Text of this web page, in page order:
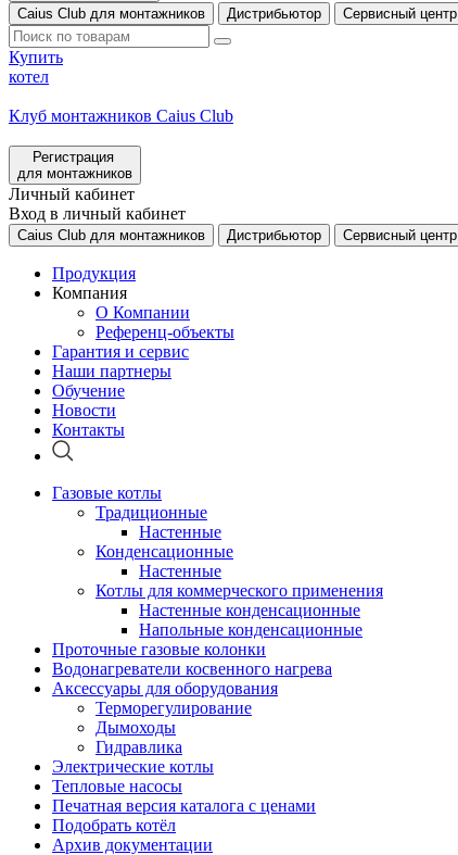
Caius Club для монтажников
Дистрибьютор Сервисный центр
Купить
котел
Клуб монтажников Caius Club
Регистрация
для монтажников
Личный кабинет
Вход в личный кабинет
Caius Club для монтажников Дистрибьютор Сервисный центр
Продукция
Компания
О Компании
Референц-объекты
Гарантия и сервис
Наши партнеры
Обучение
Новости
Контакты
Газовые котлы
Традиционные
Настенные
Конденсационные
Настенные
Котлы для коммерческого применения
Настенные конденсационные
Напольные конденсационные
Проточные газовые колонки
Водонагреватели косвенного нагрева
Аксессуары для оборудования
Терморегулирование
Дымоходы
Гидравлика
Электрические котлы
Тепловые насосы
Печатная версия каталога с ценами
Подобрать котёл
Архив документации